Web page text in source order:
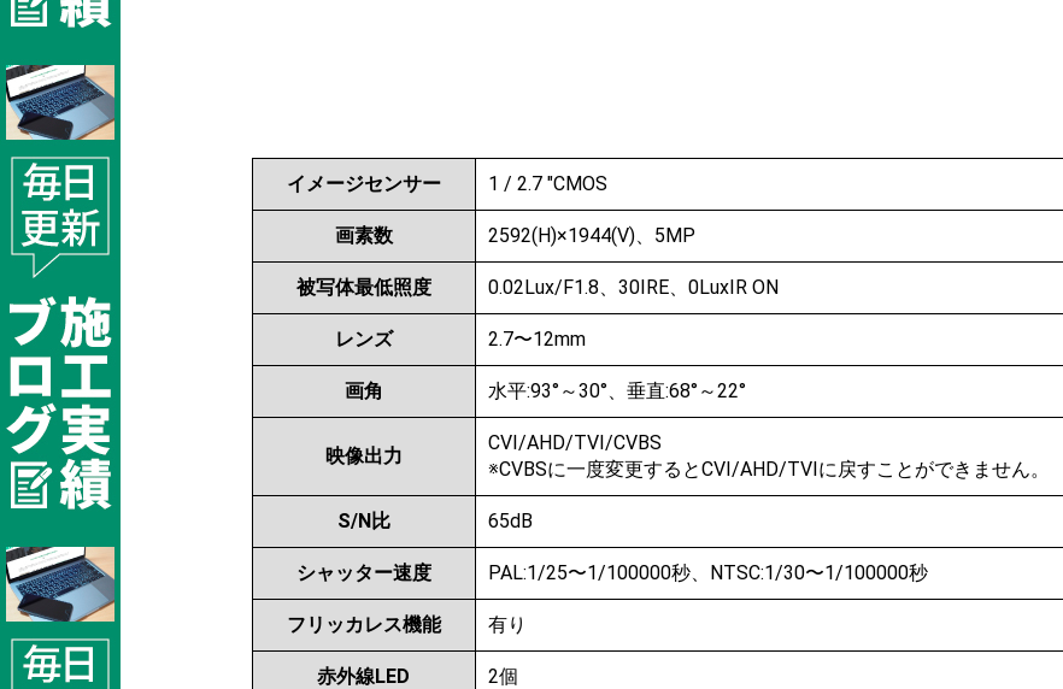
イメージセンサー 1 / 2.7 "CMOS
画素数 2592(H)×1944(V)、5MP
被写体最低照度 0.02Lux/F1.8、30IRE、0LuxIR ON
レンズ 2.7〜12mm
画角 水平:93°～30°、垂直:68°～22°
映像出力
CVI/AHD/TVI/CVBS
※CVBSに一度変更するとCVI/AHD/TVIに戻すことができません。
S/N比 65dB
シャッター速度 PAL:1/25〜1/100000秒、NTSC:1/30〜1/100000秒
フリッカレス機能 有り
赤外線LED 2個